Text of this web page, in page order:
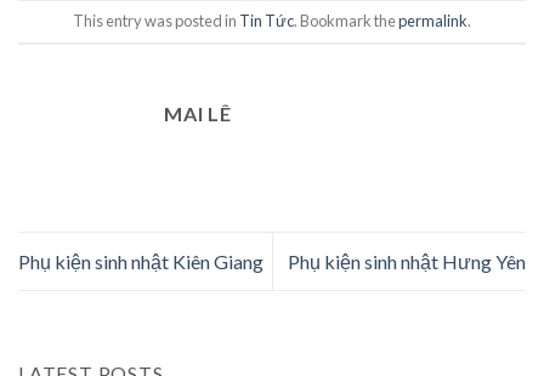
This entry was posted in Tin Tức. Bookmark thepermalink.
MAI LÊ
Phụ kiện sinh nhật Kiên Giang Phụ kiện sinh nhật Hưng Yên